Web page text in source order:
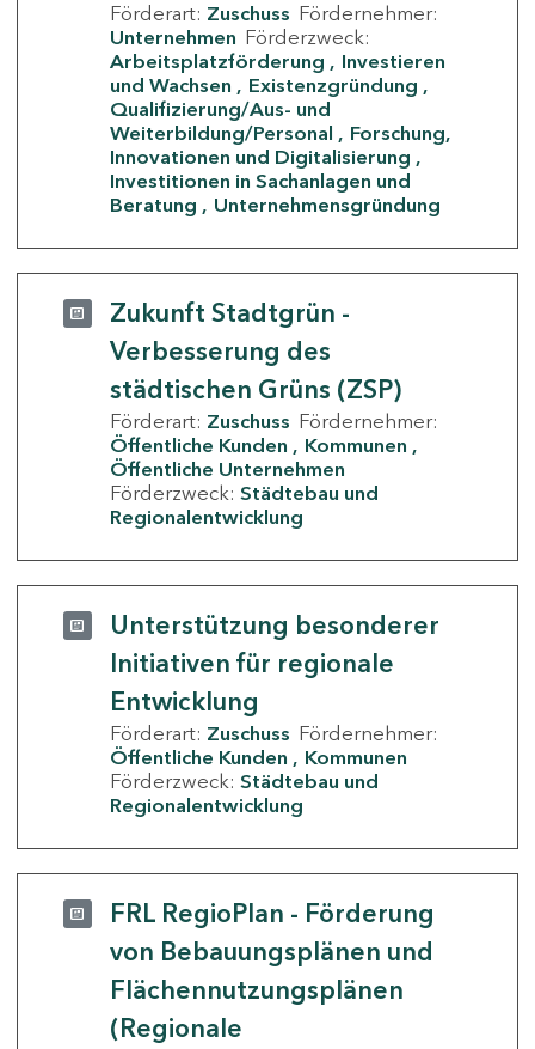
Förderart: Zuschuss Fördernehmer:
Unternehmen Förderzweck:
Arbeitsplatzförderung
Investieren
und Wachsen
Existenzgründung
Qualifizierung/Aus- und
Weiterbildung/Personal
Forschung,
Innovationen und Digitalisierung
Investitionen in Sachanlagen und
Beratung
Unternehmensgründung
Zukunft Stadtgrün -
Verbesserung des
städtischen Grüns (ZSP)
Förderart: Zuschuss Fördernehmer:
Öffentliche Kunden
Kommunen
Öffentliche Unternehmen
Förderzweck: Städtebau und
Regionalentwicklung
Unterstützung besonderer
Initiativen für regionale
Entwicklung
Förderart: Zuschuss Fördernehmer:
Öffentliche Kunden
Kommunen
Förderzweck: Städtebau und
Regionalentwicklung
FRL RegioPlan - Förderung
von Bebauungsplänen und
Flächennutzungsplänen
(Regionale